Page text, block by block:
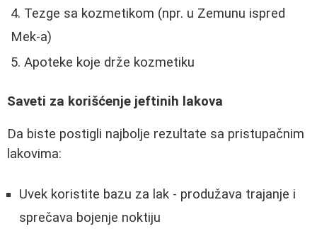
Tezge sa kozmetikom (npr. u Zemunu ispred
Mek-a)
Apoteke koje drže kozmetiku
Saveti za korišćenje jeftinih lakova
Da biste postigli najbolje rezultate sa pristupačnim
lakovima:
Uvek koristite bazu za lak - produžava trajanje i
sprečava bojenje noktiju